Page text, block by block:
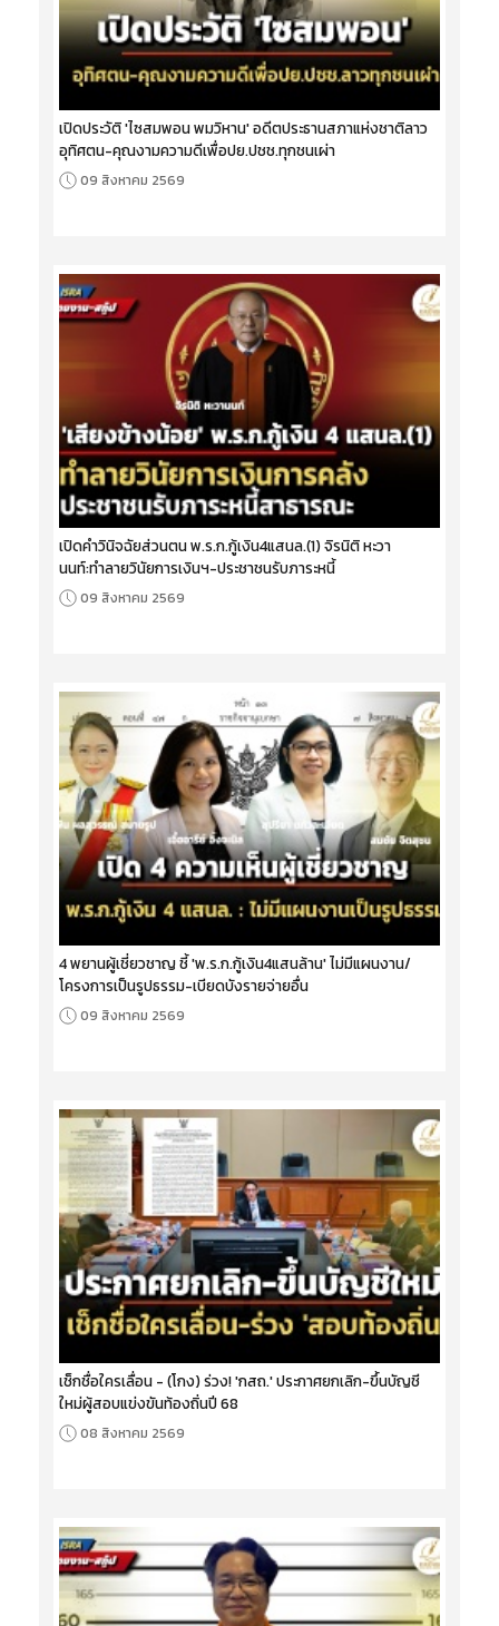
เปิดประวัติ 'ไซสมพอน พมวิหาน' อดีตประธานสภาแห่งชาติลาว
อุทิศตน-คุณงามความดีเพื่อปย.ปชช.ทุกชนเผ่า
09 สิงหาคม 2569
เปิดคำวินิจฉัยส่วนตน พ.ร.ก.กู้เงิน4แสนล.(1) จิรนิติ หะวา
นนท์:ทำลายวินัยการเงินฯ-ประชาชนรับภาระหนี้
09 สิงหาคม 2569
4 พยานผู้เชี่ยวชาญ ชี้ 'พ.ร.ก.กู้เงิน4แสนล้าน' ไม่มีแผนงาน/
โครงการเป็นรูปธรรม-เบียดบังรายจ่ายอื่น
09 สิงหาคม 2569
เช็กชื่อใครเลื่อน - (โกง) ร่วง! 'กสถ.' ประกาศยกเลิก-ขึ้นบัญชี
ใหม่ผู้สอบแข่งขันท้องถิ่นปี 68
08 สิงหาคม 2569